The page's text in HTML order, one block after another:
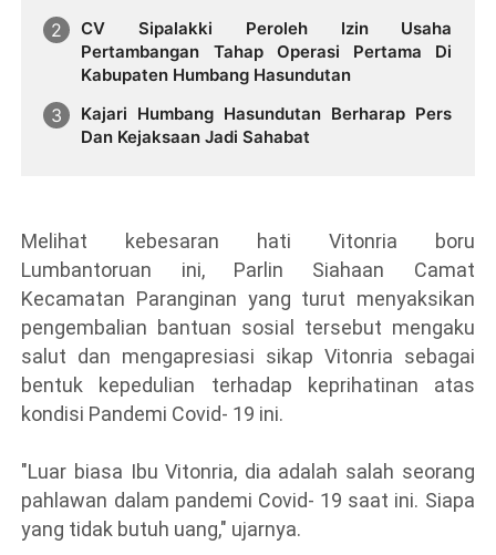
CV Sipalakki Peroleh Izin Usaha
Pertambangan Tahap Operasi Pertama Di
Kabupaten Humbang Hasundutan
Kajari Humbang Hasundutan Berharap Pers
Dan Kejaksaan Jadi Sahabat
Melihat kebesaran hati Vitonria boru
Lumbantoruan ini, Parlin Siahaan Camat
Kecamatan Paranginan yang turut menyaksikan
pengembalian bantuan sosial tersebut mengaku
salut dan mengapresiasi sikap Vitonria sebagai
bentuk kepedulian terhadap keprihatinan atas
kondisi Pandemi Covid- 19 ini.
"Luar biasa Ibu Vitonria, dia adalah salah seorang
pahlawan dalam pandemi Covid- 19 saat ini. Siapa
yang tidak butuh uang," ujarnya.